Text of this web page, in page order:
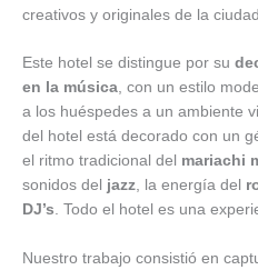
creativos y originales de la ciudad.
Este hotel se distingue por su
en la música, con un estilo
a los huéspedes a un ambiente
del hotel está decorado con un
el ritmo tradicional del mariachi
sonidos del jazz, la energía del
DJ’s. Todo el hotel es una
Nuestro trabajo consistió en